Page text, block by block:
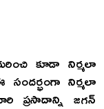
కూడా నిర్మలా
సందర్భంగా నిర్మలా
ప్రసాదాన్ని జగన్‌